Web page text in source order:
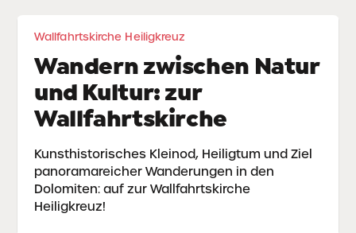
Wallfahrtskirche Heiligkreuz
Wandern zwischen Natur
und Kultur: zur
Wallfahrtskirche
Kunsthistorisches Kleinod, Heiligtum und Ziel
panoramareicher Wanderungen in den
Dolomiten: auf zur Wallfahrtskirche
Heiligkreuz!